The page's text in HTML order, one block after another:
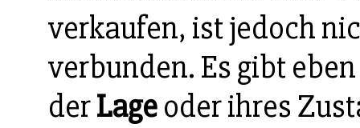
verkaufen, ist jedoch
verbunden. Es gibt
derLageoder ihres